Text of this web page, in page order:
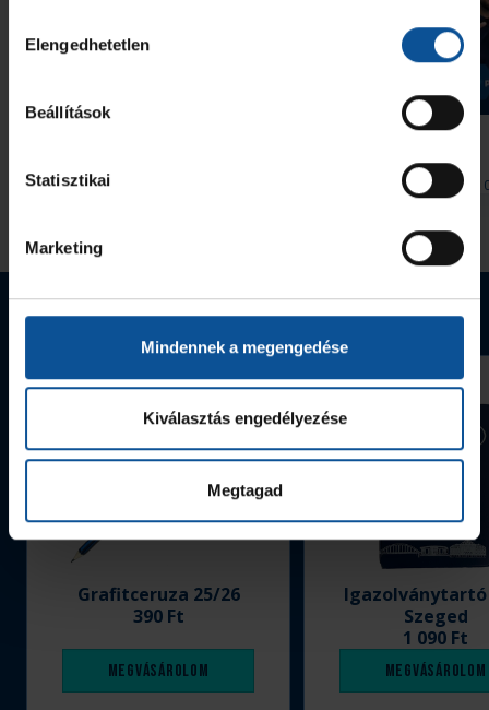
kiválasztása
Elengedhetetlen
Beállítások
Statisztikai
Marketing
Mindennek a megengedése
Kiválasztás engedélyezése
Megtagad
Handball Family
#kékek Tour 1. állomás:
2026. aug.
Indul a helyszíni
Webshop termékek
Grafitceruza 25/26
390 Ft
Megvásárolom
Szeged
1 090 Ft
Megvásárolom